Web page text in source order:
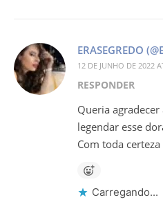
ERASEGREDO
12 DE JUNHO DE 2022
RESPONDER
Queria
legendar esse
Com toda
Carregando...